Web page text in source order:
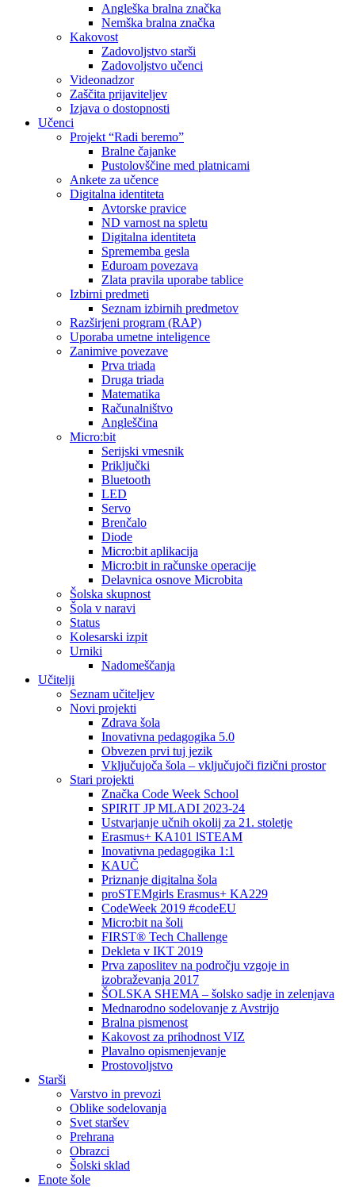
Angleška bralna značka
Nemška bralna značka
Kakovost
Zadovoljstvo starši
Zadovoljstvo učenci
Videonadzor
Zaščita prijaviteljev
Izjava o dostopnosti
Učenci
Projekt “Radi beremo”
Bralne čajanke
Pustolovščine med platnicami
Ankete za učence
Digitalna identiteta
Avtorske pravice
ND varnost na spletu
Digitalna identiteta
Sprememba gesla
Eduroam povezava
Zlata pravila uporabe tablice
Izbirni predmeti
Seznam izbirnih predmetov
Razširjeni program (RAP)
Uporaba umetne inteligence
Zanimive povezave
Prva triada
Druga triada
Matematika
Računalništvo
Angleščina
Micro:bit
Serijski vmesnik
Priključki
Bluetooth
LED
Servo
Brenčalo
Diode
Micro:bit aplikacija
Micro:bit in računske operacije
Delavnica osnove Microbita
Šolska skupnost
Šola v naravi
Status
Kolesarski izpit
Urniki
Nadomeščanja
Učitelji
Seznam učiteljev
Novi projekti
Zdrava šola
Inovativna pedagogika 5.0
Obvezen prvi tuj jezik
Vključujoča šola – vključujoči fizični prostor
Stari projekti
Značka Code Week School
SPIRIT JP MLADI 2023-24
Ustvarjanje učnih okolij za 21. stoletje
Erasmus+ KA101 lSTEAM
Inovativna pedagogika 1:1
KAUČ
Priznanje digitalna šola
proSTEMgirls Erasmus+ KA229
CodeWeek 2019 #codeEU
Micro:bit na šoli
FIRST® Tech Challenge
Dekleta v IKT 2019
Prva zaposlitev na področju vzgoje in
izobraževanja 2017
ŠOLSKA SHEMA – šolsko sadje in zelenjava
Mednarodno sodelovanje z Avstrijo
Bralna pismenost
Kakovost za prihodnost VIZ
Plavalno opismenjevanje
Prostovoljstvo
Starši
Varstvo in prevozi
Oblike sodelovanja
Svet staršev
Prehrana
Obrazci
Šolski sklad
Enote šole